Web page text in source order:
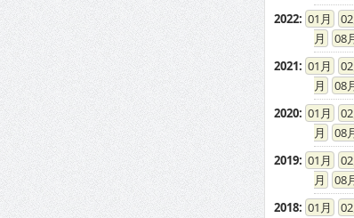
2022: 01 02
08
2021: 01 02
08
2020: 01 02
08
2019: 01 02
08
2018: 01 02